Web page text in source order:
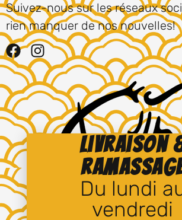
Suivez-nous sur les réseaux
rien manquer de nos nouvelles!
Livraison
Du lundi
vendredi